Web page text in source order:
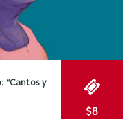
“Cantos y
$8